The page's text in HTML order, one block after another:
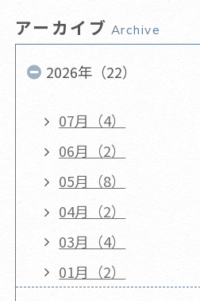
アーカイブ Archive
2026年（22）
07月（4）
06月（2）
05月（8）
04月（2）
03月（4）
01月（2）